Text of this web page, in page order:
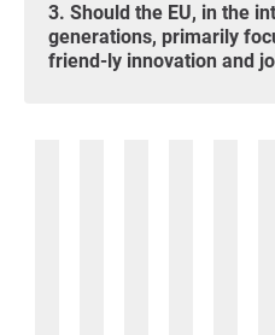
3. Should the EU, in the interest of future
generations, primarily
friend-ly innovation and